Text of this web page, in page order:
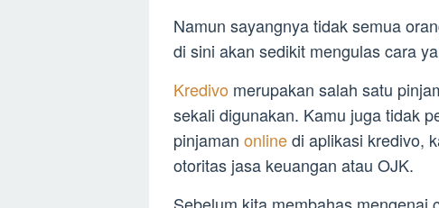
Namun sayangnya tidak semua
di sini akan sedikit mengulas cara
Kredivo merupakan salah satu
sekali digunakan. Kamu juga tidak
pinjaman onlinedi aplikasi kredivo,
otoritas jasa keuangan atau OJK.